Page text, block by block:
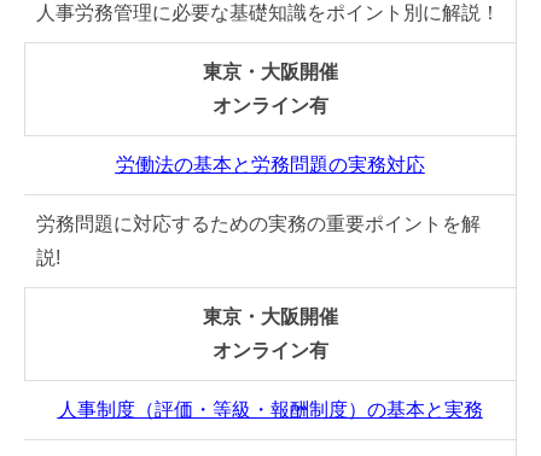
人事労務管理に必要な基礎知識をポイント別に解説！
東京・大阪開催
オンライン有
労働法の基本と労務問題の実務対応
労務問題に対応するための実務の重要ポイントを解
説!
東京・大阪開催
オンライン有
人事制度（評価・等級・報酬制度）の基本と実務